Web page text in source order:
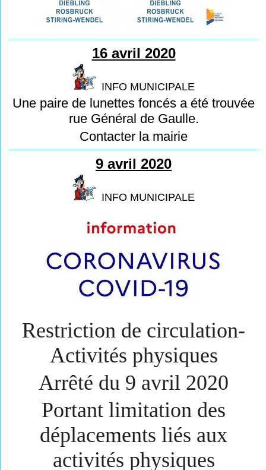
16 avril 2020
INFO MUNICIPALE
Une paire de lunettes foncés a été trouvée
rue Général de Gaulle.
Contacter la mairie
9 avril 2020
INFO MUNICIPALE
Restri​ction de circulation-
Activité​s physiques
Arrêté du 9 avril 2020
Portant limitation des
déplacements liés aux
activités physiques